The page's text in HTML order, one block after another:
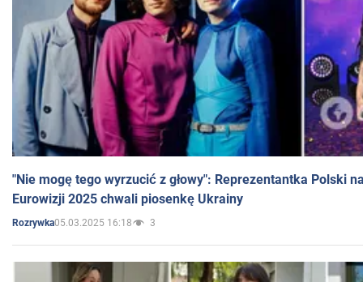
"Nie mogę tego wyrzucić z głowy": Reprezentantka Polski
Eurowizji 2025 chwali piosenkę Ukrainy
Rozrywka05.03.2025 16:18 3